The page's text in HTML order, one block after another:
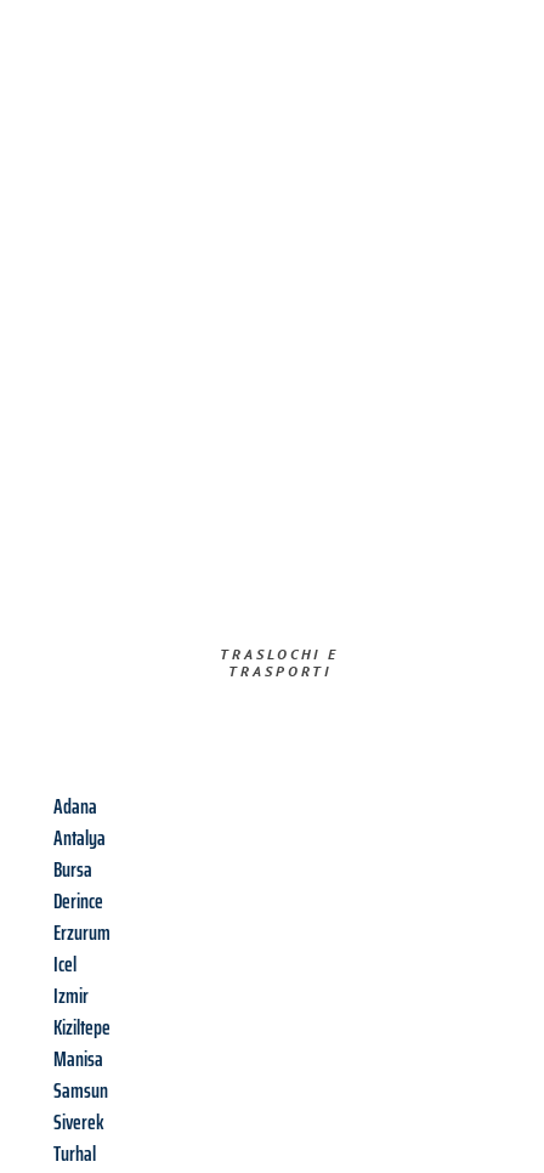
TRASLOCHI E
TRASPORTI​
Adana
Antalya
Bursa
Derince
Erzurum
Icel
Izmir
Kiziltepe
Manisa
Samsun
Siverek
Turhal